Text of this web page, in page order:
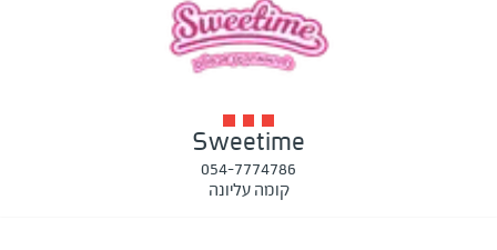
Sweetime
054-7774786
קומה עליונה